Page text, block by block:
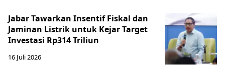
Jabar Tawarkan Insentif Fiskal dan
Jaminan Listrik untuk Kejar Target
Investasi Rp314 Triliun
16 Juli 2026